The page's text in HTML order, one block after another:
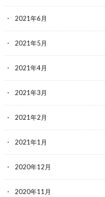
2021年6月
2021年5月
2021年4月
2021年3月
2021年2月
2021年1月
2020年12月
2020年11月